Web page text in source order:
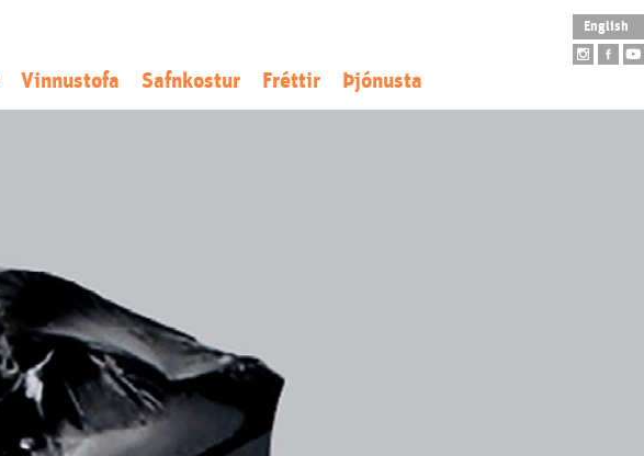
English
Vinnustofa Safnkostur Fréttir Þjónusta